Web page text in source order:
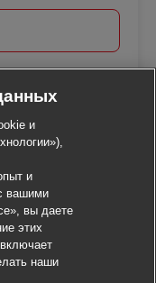
и
и
вашими
вы даете
этих
наши